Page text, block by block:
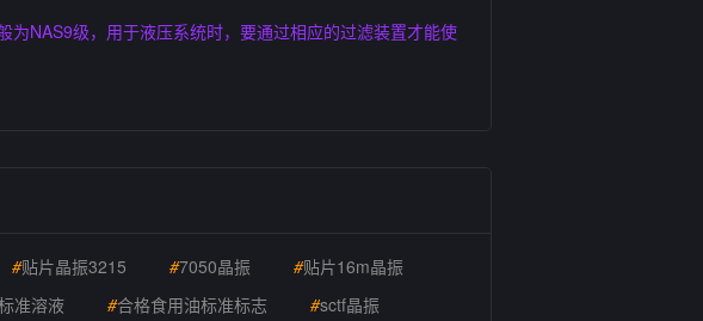
NAS9级，用于液压系统时，要通过相应的过滤装置才能使
#贴片晶振3215 #7050晶振 #贴片16m晶振
准溶液 #合格食用油标准标志 #sctf晶振